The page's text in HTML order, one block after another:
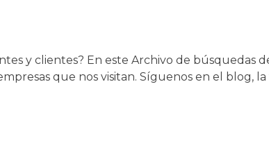
y clientes? En este Archivo de búsquedas
que nos visitan. Síguenos en el blog,